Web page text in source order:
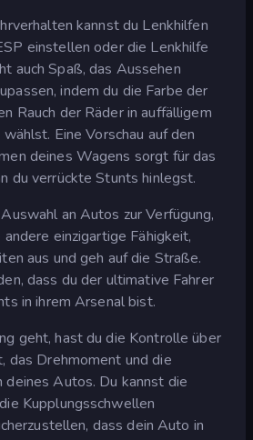
kannst du Lenkhilfen
einstellen oder die Lenkhilfe
auch Spaß, das Aussehen
indem du die Farbe der
Rauch der Räder in auffälligem
Eine Vorschau auf den
deines Wagens sorgt für das
du verrückte Stunts hinlegst.
an Autos zur Verfügung,
einzigartige Fähigkeit,
aus und geh auf die Straße.
dass du der ultimative Fahrer
in ihrem Arsenal bist.
geht, hast du die Kontrolle über
das Drehmoment und die
deines Autos. Du kannst die
Kupplungsschwellen
dass dein Auto in